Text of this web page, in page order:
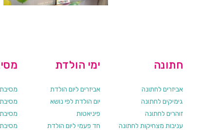
מסיבת
מסיבת
מסיבת
מסיבת
ימי הולדת
אביזרים ליום הולדת
יום הולדת לפי נושא
פיניאטות
חד פעמי ליום הולדת
חתונה
אביזרים לחתונה
גימיקים לחתונה
זוהרים לחתונה
עניבות מצחיקות לחתונה